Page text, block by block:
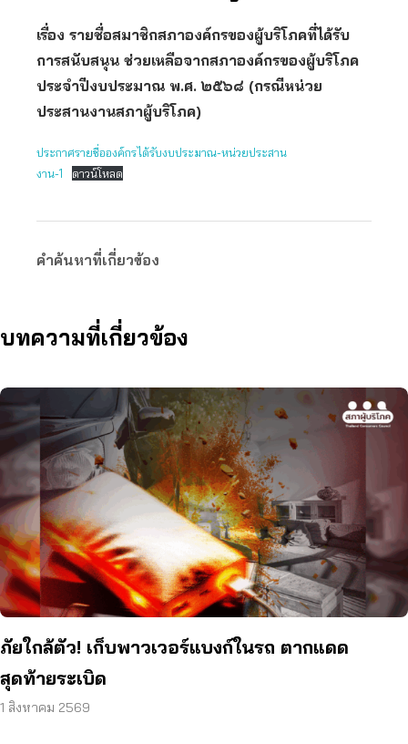
เรื่อง รายชื่อสมาชิกสภาองค์กรของผู้บริโภคที่ได้รับ
การสนับสนุน ช่วยเหลือจากสภาองค์กรของผู้บริโภค
ประจําปีงบประมาณ พ.ศ. ๒๕๖๘ (กรณีหน่วย
ประสานงานสภาผู้บริโภค)
ประกาศรายชื่อองค์กรได้รับงบประมาณ-หน่วยประสาน
งาน-1
ดาวน์โหลด
คำค้นหาที่เกี่ยวข้อง
บทความที่เกี่ยวข้อง
ภัยใกล้ตัว! เก็บพาวเวอร์แบงก์ในรถ ตากแดด
สุดท้ายระเบิด
1 สิงหาคม 2569